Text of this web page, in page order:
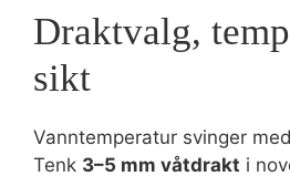
Draktvalg,
sikt
Vanntemperatur svinger
Tenk 3–5 mm våtdrakt i